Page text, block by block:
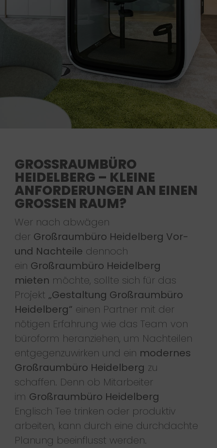
GROSSRAUMBÜRO H
EIDELBERG – KLEINE A
NFORDERUNGEN AN EINEN G
ROSSEN RAUM?
Wer nach abwägen
der Großraumbüro Heidelberg Vor-
und Nachteile dennoch
ein Großraumbüro Heidelberg
mieten möchte, sollte sich für das
Projekt „Gestaltung Großraumbüro
Heidelberg“ einen Partner mit der
nötigen Erfahrung wie das Team von
büroform heranziehen, um Nachteilen
entgegenzuwirken und ein modernes
Großraumbüro Heidelberg zu
schaffen. Denn ob Mitarbeiter
im Großraumbüro Heidelberg
Englisch Tee trinken oder produktiv
arbeiten, kann durch eine durchdachte
Planung beeinflusst werden.